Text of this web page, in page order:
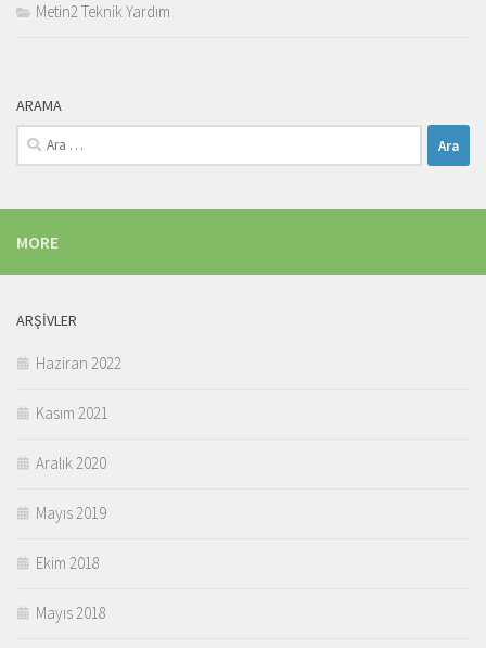
Metin2 Teknik Yardım
ARAMA
Arama:
MORE
ARŞIVLER
Haziran 2022
Kasım 2021
Aralık 2020
Mayıs 2019
Ekim 2018
Mayıs 2018